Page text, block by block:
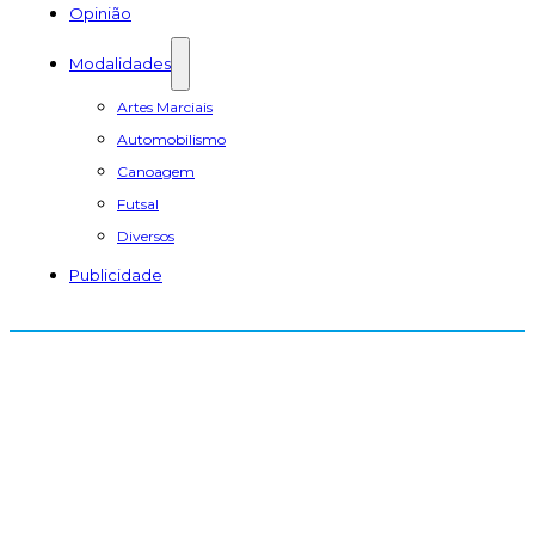
Opinião
Modalidades
Artes Marciais
Automobilismo
Canoagem
Futsal
Diversos
Publicidade